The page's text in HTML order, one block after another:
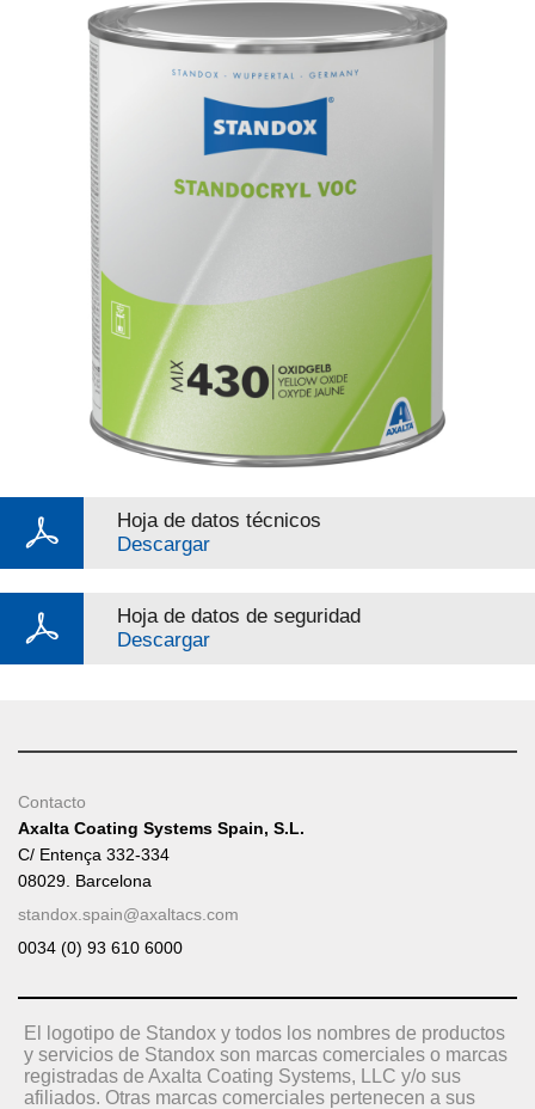
Hoja de datos técnicos
Descargar
Hoja de datos de seguridad
Descargar
Contacto
Axalta Coating Systems Spain, S.L.
C/ Entença 332-334
08029. Barcelona
standox.spain@axaltacs.com
0034 (0) 93 610 6000
El logotipo de Standox y todos los nombres de productos
y servicios de Standox son marcas comerciales o marcas
registradas de Axalta Coating Systems, LLC y/o sus
afiliados. Otras marcas comerciales pertenecen a sus